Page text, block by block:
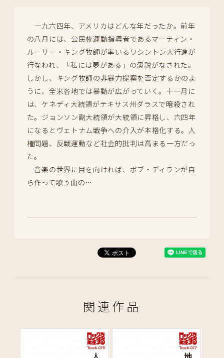
一九六四年、アメリカはどんな年だったか。前年
の八月には、公民権運動指導者であるマーティン・
ルーサー・キング牧師が率いるワシントン大行進が
行なわれ、「私には夢がある」の演説がなされた。
しかし、キング牧師の非暴力提案を否定するかのよ
うに、全米各地では暴動が広がっていく。十一月に
は、ケネディ大統領がテキサス州ダラスで暗殺され
た。ジョンソン副大統領が大統領に昇格し、六四年
になるとヴェトナム戦争への介入が本格化する。人
権問題、反戦運動など社会的批判は高まる一方だっ
た。
音楽の世界に目を向ければ、ボブ・ディランが自
ら作って歌う曲の…
関連作品